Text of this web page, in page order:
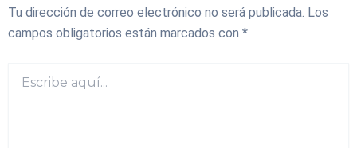
Tu dirección de correo electrónico no será publicada. Los
campos obligatorios están marcados con *
aquí...